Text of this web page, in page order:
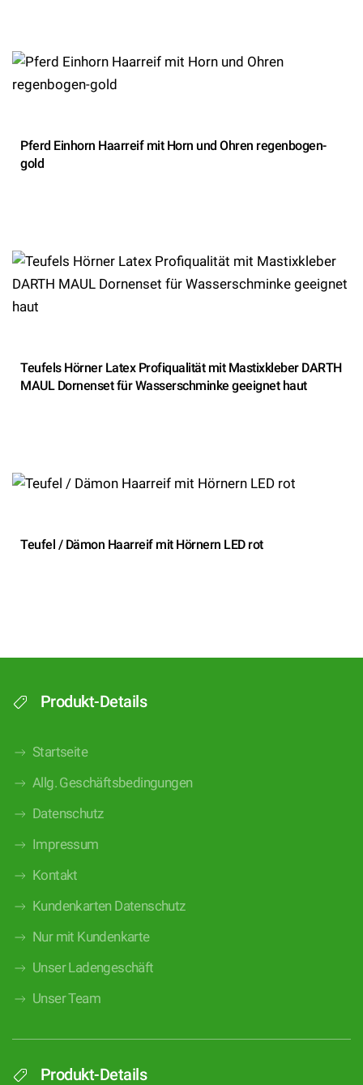
Pferd Einhorn Haarreif mit Horn und Ohren regenbogen-
gold
Teufels Hörner Latex Profiqualität mit Mastixkleber DARTH
MAUL Dornenset für Wasserschminke geeignet haut
Teufel / Dämon Haarreif mit Hörnern LED rot
Produkt-Details
Startseite
Allg. Geschäftsbedingungen
Datenschutz
Impressum
Kontakt
Kundenkarten Datenschutz
Nur mit Kundenkarte
Unser Ladengeschäft
Unser Team
Produkt-Details